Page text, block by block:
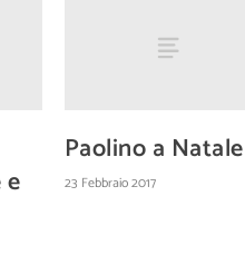
Paolino a Natale
23 Febbraio 2017